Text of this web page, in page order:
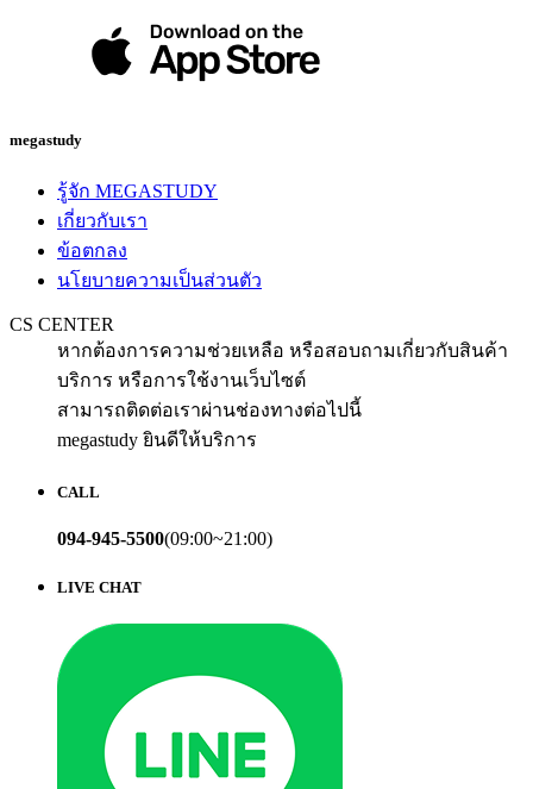
megastudy
รู้จัก MEGASTUDY
เกี่ยวกับเรา
ข้อตกลง
นโยบายความเป็นส่วนตัว
CS CENTER
หากต้องการความช่วยเหลือ หรือสอบถามเกี่ยวกับสินค้า
บริการ หรือการใช้งานเว็บไซต์
สามารถติดต่อเราผ่านช่องทางต่อไปนี้
megastudy ยินดีให้บริการ
CALL
094-945-5500(09:00~21:00)
LIVE CHAT